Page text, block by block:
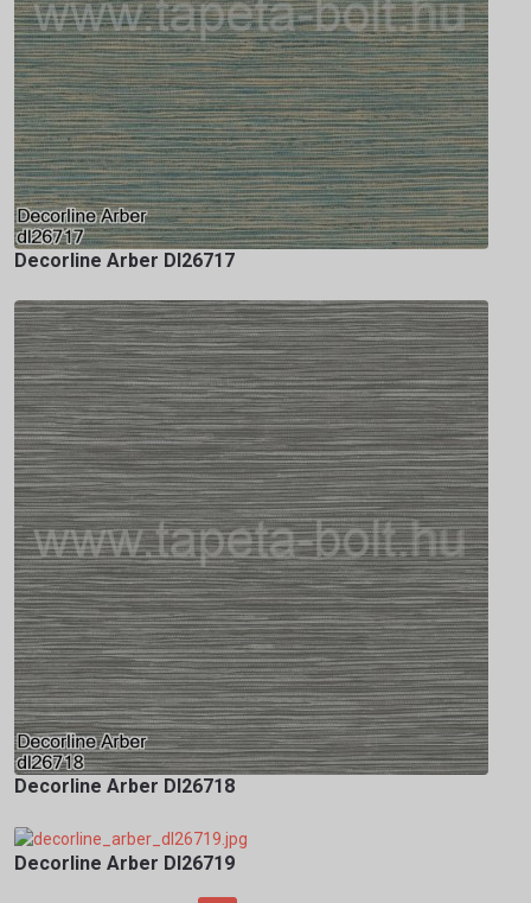
Decorline Arber Dl26717
Decorline Arber Dl26718
Decorline Arber Dl26719